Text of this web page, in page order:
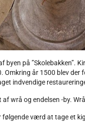
byen på ”Skolebakken”.
Omkring år 1500 blev der
indvendige
af wrå og endelsen -by.
følgende værd at tage et